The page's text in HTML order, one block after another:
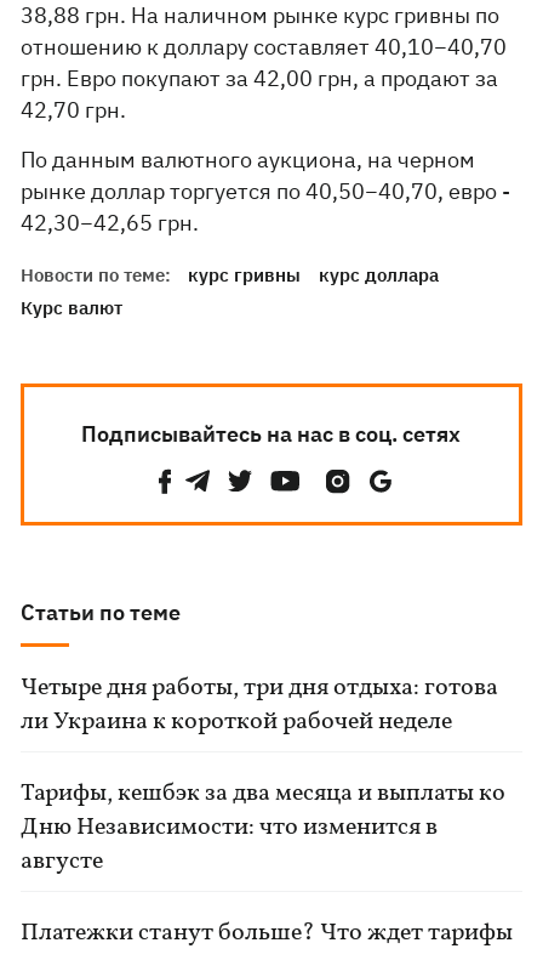
38,88 грн. На наличном рынке курс гривны по
отношению к доллару составляет 40,10−40,70
грн. Евро покупают за 42,00 грн, а продают за
42,70 грн.
По данным валютного аукциона, на черном
рынке доллар торгуется по 40,50−40,70, евро -
42,30−42,65 грн.​
Новости по теме: курс гривны
курс доллара
Курс валют
Подписывайтесь на нас в соц. сетях
Статьи по теме
Четыре дня работы, три дня отдыха: готова
ли Украина к короткой рабочей неделе
Тарифы, кешбэк за два месяца и выплаты ко
Дню Независимости: что изменится в
августе
Платежки станут больше? Что ждет тарифы